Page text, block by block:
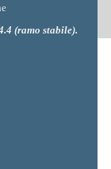
(ramo stabile).